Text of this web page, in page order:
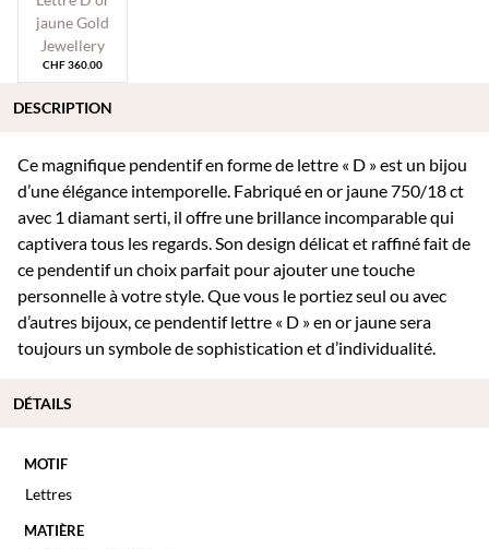
CHF360.00
Ce magnifique pendentif en forme de lettre « D » est un bijou
d’une élégance intemporelle. Fabriqué en or jaune 750/18 ct
avec 1 diamant serti, il offre une brillance incomparable qui
captivera tous les regards. Son design délicat et raffiné fait de
ce pendentif un choix parfait pour ajouter une touche
personnelle à votre style. Que vous le portiez seul ou avec
d’autres bijoux, ce pendentif lettre « D » en or jaune sera
toujours un symbole de sophistication et d’individualité.
MOTIF
Lettres
MATIÈRE
DESCRIPTION
DÉTAILS